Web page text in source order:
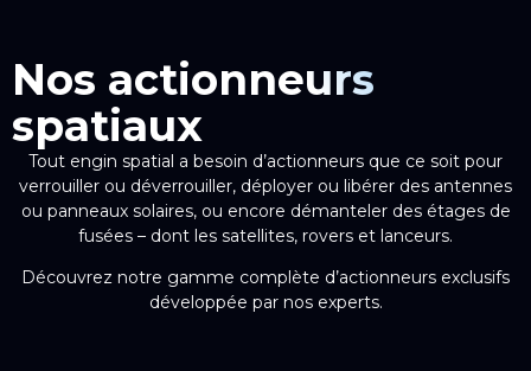
Nos actionneurs
spatiaux
Tout engin spatial a besoin d’actionneurs que ce soit pour
verrouiller ou déverrouiller, déployer ou libérer des antennes
ou panneaux solaires, ou encore démanteler des étages de
fusées – dont les satellites, rovers et lanceurs.
Découvrez notre gamme complète d’actionneurs exclusifs
développée par nos experts.